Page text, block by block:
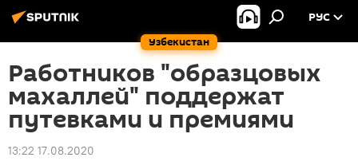
Узбекистан
РУС
Работников "образцовых
махаллей" поддержат
путевками и премиями
13:22 17.08.2020